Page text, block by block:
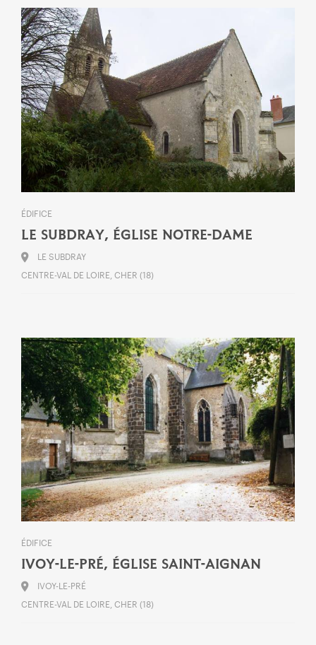
ÉDIFICE
LE SUBDRAY, ÉGLISE NOTRE-DAME
LE SUBDRAY
CENTRE-VAL DE LOIRE, CHER (18)
ÉDIFICE
IVOY-LE-PRÉ, ÉGLISE SAINT-AIGNAN
IVOY-LE-PRÉ
CENTRE-VAL DE LOIRE, CHER (18)